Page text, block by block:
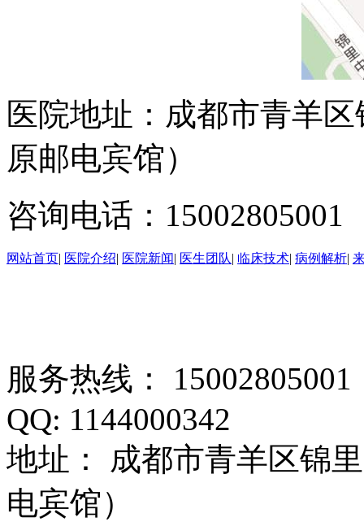
医院地址：成都市青羊
原邮电宾馆）
咨询电话：15002805001
网站首页| 医院介绍| 医院新闻| 医生团队| 临床技术| 病例解析|
服务热线：
QQ: 1144000342
地址： 成都市青羊区锦
电宾馆）